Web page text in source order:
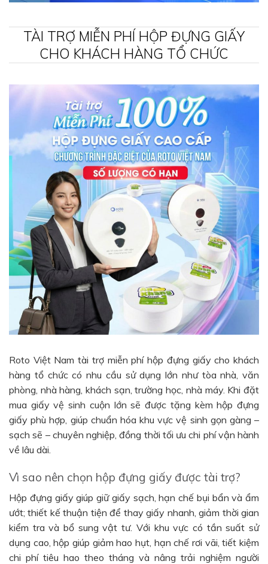
TÀI TRỢ MIỄN PHÍ HỘP ĐỰNG GIẤY
CHO KHÁCH HÀNG TỔ CHỨC
Roto Việt Nam tài trợ miễn phí hộp đựng giấy cho khách
hàng tổ chức có nhu cầu sử dụng lớn như tòa nhà, văn
phòng, nhà hàng, khách sạn, trường học, nhà máy. Khi đặt
mua giấy vệ sinh cuộn lớn sẽ được tặng kèm hộp đựng
giấy phù hợp, giúp chuẩn hóa khu vực vệ sinh gọn gàng –
sạch sẽ – chuyên nghiệp, đồng thời tối ưu chi phí vận hành
về lâu dài.
Vì sao nên chọn hộp đựng giấy được tài trợ?
Hộp đựng giấy giúp giữ giấy sạch, hạn chế bụi bẩn và ẩm
ướt; thiết kế thuận tiện để thay giấy nhanh, giảm thời gian
kiểm tra và bổ sung vật tư. Với khu vực có tần suất sử
dụng cao, hộp giúp giảm hao hụt, hạn chế rơi vãi, tiết kiệm
chi phí tiêu hao theo tháng và nâng trải nghiệm người